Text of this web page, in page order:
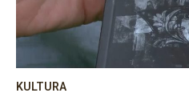
KULTURA